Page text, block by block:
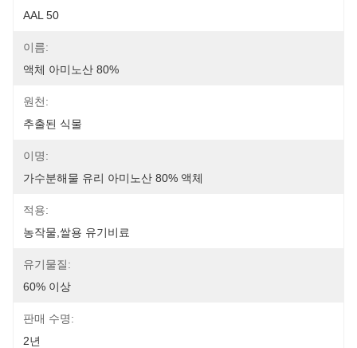
AAL 50
이름:
액체 아미노산 80%
원천:
추출된 식물
이명:
가수분해물 유리 아미노산 80% 액체
적용:
농작물,쌀용 유기비료
유기물질:
60% 이상
판매 수명:
2년